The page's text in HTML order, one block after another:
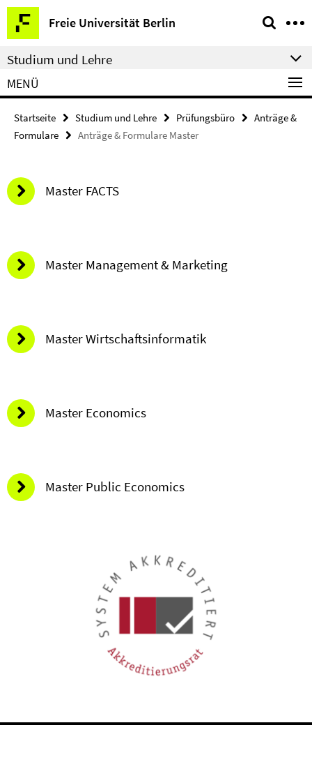
Springe
direkt
zu
Inhalt
Freie Universität Berlin
Service-
Navigation
Studium und Lehre
MENÜ
Startseite Studium und Lehre Prüfungsbüro
Anträge &
Formulare
Anträge & Formulare Master
Master FACTS
Master Management & Marketing
Master Wirtschaftsinformatik
Master Economics
Master Public Economics